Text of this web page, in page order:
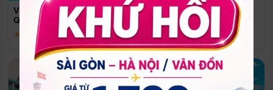
Vinpearl Resort & Spa Phu
Quoc
★ 5.0
Quoc
Phú Quốc
★ 5.0